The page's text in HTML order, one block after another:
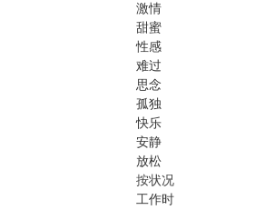
激情
甜蜜
性感
难过
思念
孤独
快乐
安静
放松
按状况
工作时